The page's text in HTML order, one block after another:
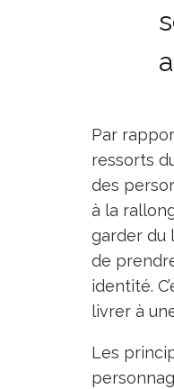
Par
ressorts
des
à la
garder du
de
identité.
livrer à
Les